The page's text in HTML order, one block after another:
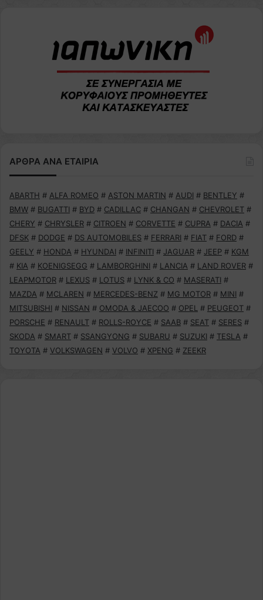
ΑΡΘΡΑ ΑΝΑ ΕΤΑΙΡΙΑ
ABARTH # ALFA ROMEO # ASTON MARTIN # AUDI # BENTLEY #
BMW # BUGATTI # BYD # CADILLAC # CHANGAN # CHEVROLET #
CHERY # CHRYSLER # CITROEN # CORVETTE # CUPRA # DACIA #
DFSK # DODGE # DS AUTOMOBILES # FERRARI # FIAT # FORD #
GEELY # HONDA # HYUNDAI # INFINITI # JAGUAR # JEEP # KGM
# KIA # KOENIGSEGG # LAMBORGHINI # LANCIA # LAND ROVER #
LEAPMOTOR # LEXUS # LOTUS # LYNK & CO # MASERATI #
MAZDA # MCLAREN # MERCEDES-BENZ # MG MOTOR # MINI #
MITSUBISHI # NISSAN # OMODA & JAECOO # OPEL # PEUGEOT #
PORSCHE # RENAULT # ROLLS-ROYCE # SAAB # SEAT # SERES #
SKODA # SMART # SSANGYONG # SUBARU # SUZUKI # TESLA #
TOYOTA # VOLKSWAGEN # VOLVO # XPENG # ZEEKR